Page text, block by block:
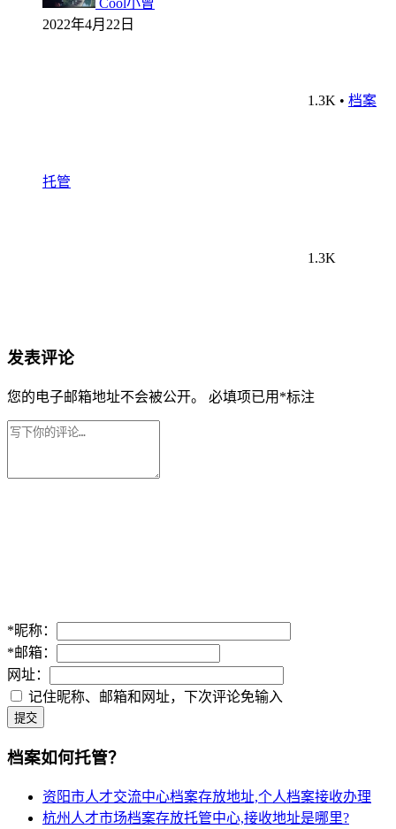
Cool小曾
2022年4月22日
1.3K • 档案
托管
1.3K
发表评论
您的电子邮箱地址不会被公开。 必填项已用 *标注
*昵称：
*邮箱：
网址：
记住昵称、邮箱和网址，下次评论免输入
提交
档案如何托管？
资阳市人才交流中心档案存放地址,个人档案接收办理
杭州人才市场档案存放托管中心,接收地址是哪里?